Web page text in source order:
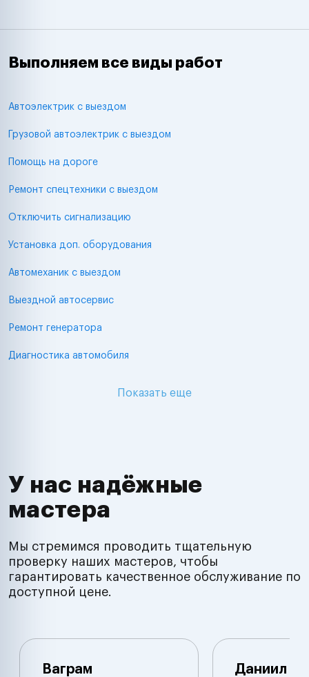
Выполняем все виды работ
Автоэлектрик с выездом
Грузовой автоэлектрик с выездом
Помощь на дороге
Ремонт спецтехники с выездом
Отключить сигнализацию
Установка доп. оборудования
Автомеханик с выездом
Выездной автосервис
Ремонт генератора
Диагностика автомобиля
Показать еще
У нас надёжные
мастера
Мы стремимся проводить тщательную
проверку наших мастеров, чтобы
гарантировать качественное обслуживание по
доступной цене.
Ваграм Даниил